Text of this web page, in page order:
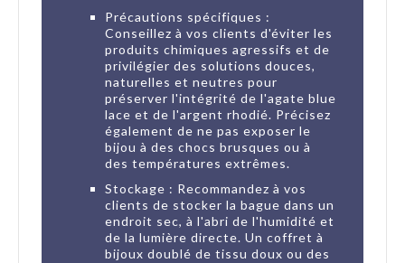
Précautions spécifiques :
Conseillez à vos clients d'éviter les
produits chimiques agressifs et de
privilégier des solutions douces,
naturelles et neutres pour
préserver l'intégrité de l'agate blue
lace et de l'argent rhodié. Précisez
également de ne pas exposer le
bijou à des chocs brusques ou à
des températures extrêmes.
Stockage : Recommandez à vos
clients de stocker la bague dans un
endroit sec, à l'abri de l'humidité et
de la lumière directe. Un coffret à
bijoux doublé de tissu doux ou des